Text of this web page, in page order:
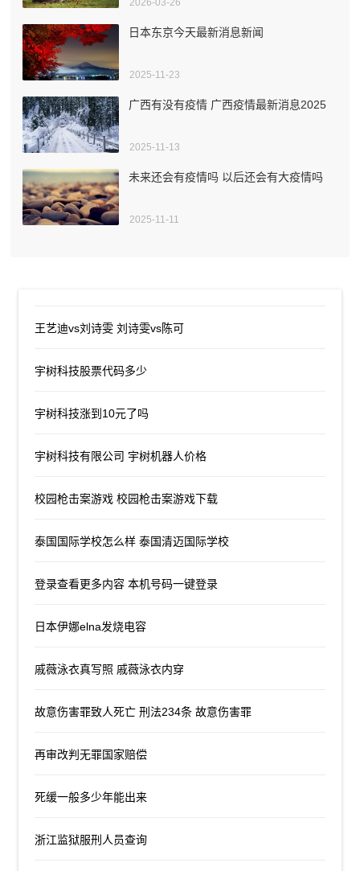
日本东京今天最新消息新闻
2025-11-23
广西有没有疫情 广西疫情最新消息2025
2025-11-13
未来还会有疫情吗 以后还会有大疫情吗
2025-11-11
王艺迪vs刘诗雯 刘诗雯vs陈可
宇树科技股票代码多少
宇树科技涨到10元了吗
宇树科技有限公司 宇树机器人价格
校园枪击案游戏 校园枪击案游戏下载
泰国国际学校怎么样 泰国清迈国际学校
登录查看更多内容 本机号码一键登录
日本伊娜elna发烧电容
戚薇泳衣真写照 戚薇泳衣内穿
故意伤害罪致人死亡 刑法234条 故意伤害罪
再审改判无罪国家赔偿
死缓一般多少年能出来
浙江监狱服刑人员查询